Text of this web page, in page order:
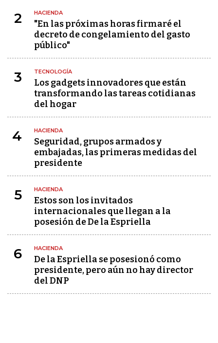
2 HACIENDA
"En las próximas horas firmaré el
decreto de congelamiento del gasto
público"
3 TECNOLOGÍA
Los gadgets innovadores que están
transformando las tareas cotidianas
del hogar
4 HACIENDA
Seguridad, grupos armados y
embajadas, las primeras medidas del
presidente
5 HACIENDA
Estos son los invitados
internacionales que llegan a la
posesión de De la Espriella
6 HACIENDA
De la Espriella se posesionó como
presidente, pero aún no hay director
del DNP